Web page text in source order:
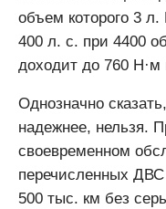
объем которого 3
400 л. с. при 4400
доходит до 760
Однозначно
надежнее, нельзя.
своевременном
перечисленных ДВС
500 тыс. км без